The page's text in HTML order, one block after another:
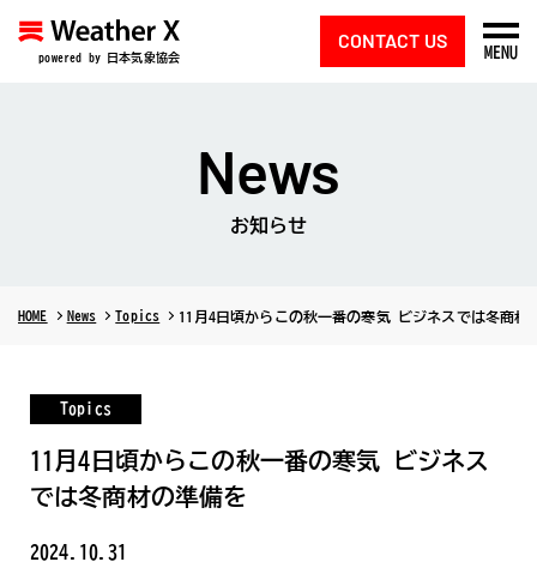
powered by 日本気象協会 MENU
CONTACT US
News
お知らせ
HOME News Topics 11月4日頃からこの秋一番の寒気 ビジネスでは冬商材
Topics
11月4日頃からこの秋一番の寒気 ビジネス
では冬商材の準備を
2024.10.31